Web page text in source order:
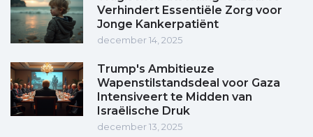
Verhindert Essentiële Zorg voor
Jonge Kankerpatiënt
december 14, 2025
Trump's Ambitieuze
Wapenstilstandsdeal voor Gaza
Intensiveert te Midden van
Israëlische Druk
december 13, 2025